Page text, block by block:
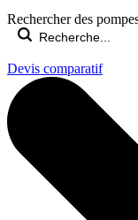
Rechercher des
Devis comparatif